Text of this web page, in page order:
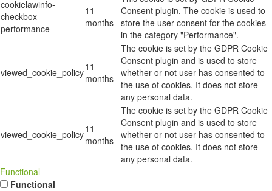
cookielawinfo-
checkbox-
performance
11
months
Consent plugin. The cookie is used to
store the user consent for the cookies
in the category "Performance".
viewed_cookie_policy11
months
The cookie is set by the GDPR Cookie
Consent plugin and is used to store
whether or not user has consented to
the use of cookies. It does not store
any personal data.
viewed_cookie_policy11
months
The cookie is set by the GDPR Cookie
Consent plugin and is used to store
whether or not user has consented to
the use of cookies. It does not store
any personal data.
Functional
Functional